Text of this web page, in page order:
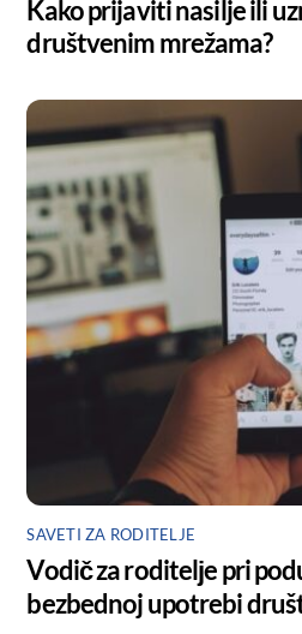
Kako prijaviti nasilje ili
društvenim mrežama?
SAVETI ZA RODITELJE
Vodič za roditelјe pri
bezbednoj upotrebi